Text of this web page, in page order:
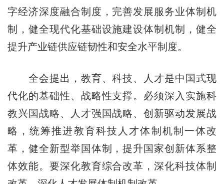
字经济深度融合制度，完善发展服务业体制机
制，健全现代化基础设施建设体制机制，健全
提升产业链供应链韧性和安全水平制度。
全会提出，教育、科技、人才是中国式现
代化的基础性、战略性支撑。必须深入实施科
教兴国战略、人才强国战略、创新驱动发展战
略，统筹推进教育科技人才体制机制一体改
革，健全新型举国体制，提升国家创新体系整
体效能。要深化教育综合改革，深化科技体制